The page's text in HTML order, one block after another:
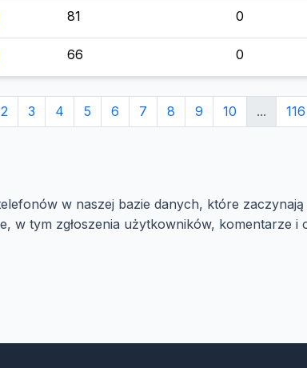
81 0
66 0
2 3 4 5 6 7 8 9 10 ... 116
w naszej bazie danych, które
w tym zgłoszenia użytkowników, komentarze i